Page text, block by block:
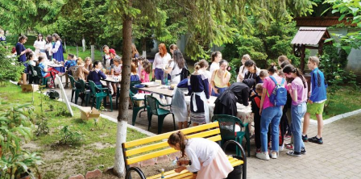
2024
2023
2022
2021
2020
2019